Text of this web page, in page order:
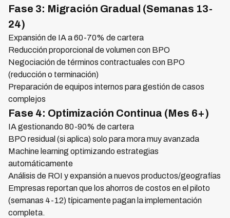
Fase 3: Migración Gradual (Semanas 13-
24)
Expansión de IA a 60-70% de cartera
Reducción proporcional de volumen con BPO
Negociación de términos contractuales con BPO
(reducción o terminación)
Preparación de equipos internos para gestión de casos
complejos
Fase 4: Optimización Continua (Mes 6+)
IA gestionando 80-90% de cartera
BPO residual (si aplica) solo para mora muy avanzada
Machine learning optimizando estrategias
automáticamente
Análisis de ROI y expansión a nuevos productos/geografías
Empresas reportan que los ahorros de costos en el piloto
(semanas 4-12) típicamente pagan la implementación
completa.